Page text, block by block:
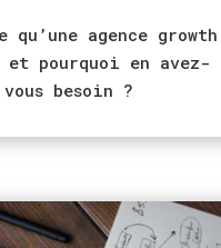
qu’une agence growth
et pourquoi en avez-
vous besoin ?